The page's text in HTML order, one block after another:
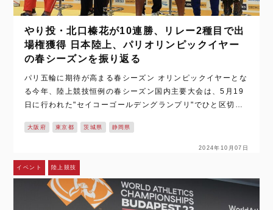
やり投・北口榛花が10連勝、リレー2種目で出
場権獲得 日本陸上、パリオリンピックイヤー
の春シーズンを振り返る
パリ五輪に期待が高まる春シーズン オリンピックイヤーとな
る今年、陸上競技恒例の春シーズン国内主要大会は、5月19
日に行われた"セイコーゴールデングランプリ"でひと区切
に成功した種目や、必要な条件…
大阪府 東京都 茨城県 静岡県
2024年10月07日
イベント 陸上競技